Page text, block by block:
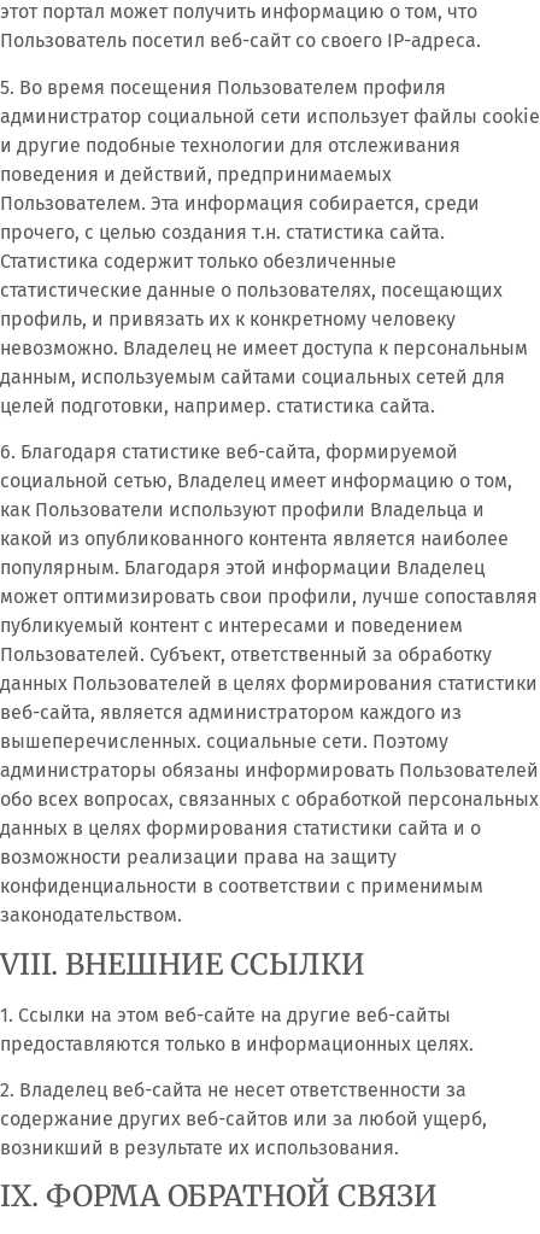
этот портал может получить информацию о том, что
Пользователь посетил веб-сайт со своего IP-адреса.
5. Во время посещения Пользователем профиля
администратор социальной сети использует файлы cookie
и другие подобные технологии для отслеживания
поведения и действий, предпринимаемых
Пользователем. Эта информация собирается, среди
прочего, с целью создания т.н. статистика сайта.
Статистика содержит только обезличенные
статистические данные о пользователях, посещающих
профиль, и привязать их к конкретному человеку
невозможно. Владелец не имеет доступа к персональным
данным, используемым сайтами социальных сетей для
целей подготовки, например. статистика сайта.
6. Благодаря статистике веб-сайта, формируемой
социальной сетью, Владелец имеет информацию о том,
как Пользователи используют профили Владельца и
какой из опубликованного контента является наиболее
популярным. Благодаря этой информации Владелец
может оптимизировать свои профили, лучше сопоставляя
публикуемый контент с интересами и поведением
Пользователей. Субъект, ответственный за обработку
данных Пользователей в целях формирования статистики
веб-сайта, является администратором каждого из
вышеперечисленных. социальные сети. Поэтому
администраторы обязаны информировать Пользователей
обо всех вопросах, связанных с обработкой персональных
данных в целях формирования статистики сайта и о
возможности реализации права на защиту
конфиденциальности в соответствии с применимым
законодательством.
VIII. ВНЕШНИЕ ССЫЛКИ
1. Ссылки на этом веб-сайте на другие веб-сайты
предоставляются только в информационных целях.
2. Владелец веб-сайта не несет ответственности за
содержание других веб-сайтов или за любой ущерб,
возникший в результате их использования.
IX. ФОРМА ОБРАТНОЙ СВЯЗИ